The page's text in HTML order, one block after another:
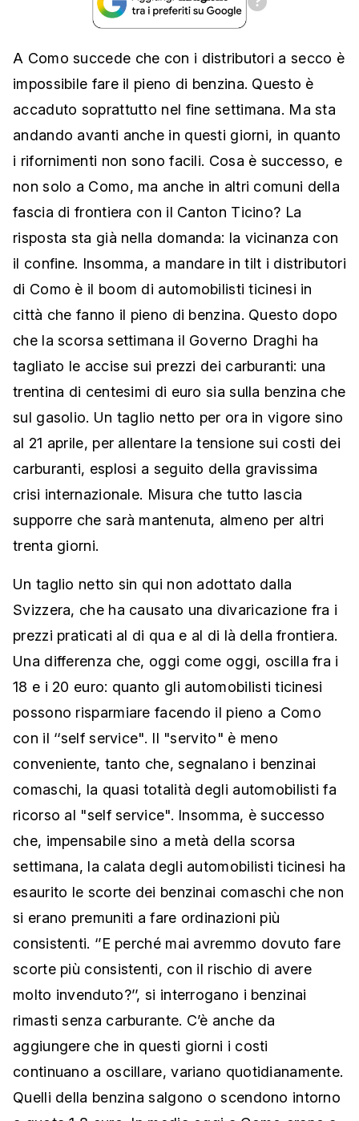
A Como succede che con i distributori a secco è
impossibile fare il pieno di benzina. Questo è
accaduto soprattutto nel fine settimana. Ma sta
andando avanti anche in questi giorni, in quanto
i rifornimenti non sono facili. Cosa è successo, e
non solo a Como, ma anche in altri comuni della
fascia di frontiera con il Canton Ticino? La
risposta sta già nella domanda: la vicinanza con
il confine. Insomma, a mandare in tilt i distributori
di Como è il boom di automobilisti ticinesi in
città che fanno il pieno di benzina. Questo dopo
che la scorsa settimana il Governo Draghi ha
tagliato le accise sui prezzi dei carburanti: una
trentina di centesimi di euro sia sulla benzina che
sul gasolio. Un taglio netto per ora in vigore sino
al 21 aprile, per allentare la tensione sui costi dei
carburanti, esplosi a seguito della gravissima
crisi internazionale. Misura che tutto lascia
supporre che sarà mantenuta, almeno per altri
trenta giorni.
Un taglio netto sin qui non adottato dalla
Svizzera, che ha causato una divaricazione fra i
prezzi praticati al di qua e al di là della frontiera.
Una differenza che, oggi come oggi, oscilla fra i
18 e i 20 euro: quanto gli automobilisti ticinesi
possono risparmiare facendo il pieno a Como
con il ‘‘self service". Il "servito" è meno
conveniente, tanto che, segnalano i benzinai
comaschi, la quasi totalità degli automobilisti fa
ricorso al "self service". Insomma, è successo
che, impensabile sino a metà della scorsa
settimana, la calata degli automobilisti ticinesi ha
esaurito le scorte dei benzinai comaschi che non
si erano premuniti a fare ordinazioni più
consistenti. ‘’E perché mai avremmo dovuto fare
scorte più consistenti, con il rischio di avere
molto invenduto?’’, si interrogano i benzinai
rimasti senza carburante. C’è anche da
aggiungere che in questi giorni i costi
continuano a oscillare, variano quotidianamente.
Quelli della benzina salgono o scendono intorno